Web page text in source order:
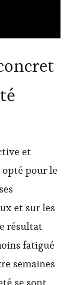
et
opté pour le
et sur les
résultat
fatigué
semaines